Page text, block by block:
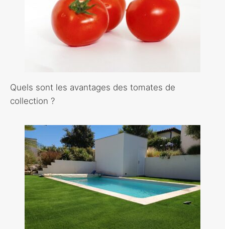
Quels sont les avantages des tomates de
collection ?